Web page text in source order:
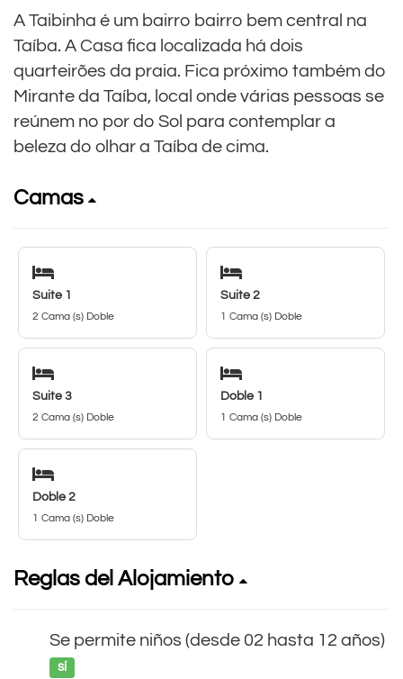
A Taibinha é um bairro bairro bem central na
Taíba. A Casa fica localizada há dois
quarteirões da praia. Fica próximo também do
Mirante da Taíba, local onde várias pessoas se
reúnem no por do Sol para contemplar a
beleza do olhar a Taíba de cima.
Camas
Suite 1
2 Cama (s) Doble
Suite 2
1 Cama (s) Doble
Suite 3
2 Cama (s) Doble
Doble 1
1 Cama (s) Doble
Doble 2
1 Cama (s) Doble
Reglas del Alojamiento
Se permite niños (desde 02 hasta 12 años)
sí